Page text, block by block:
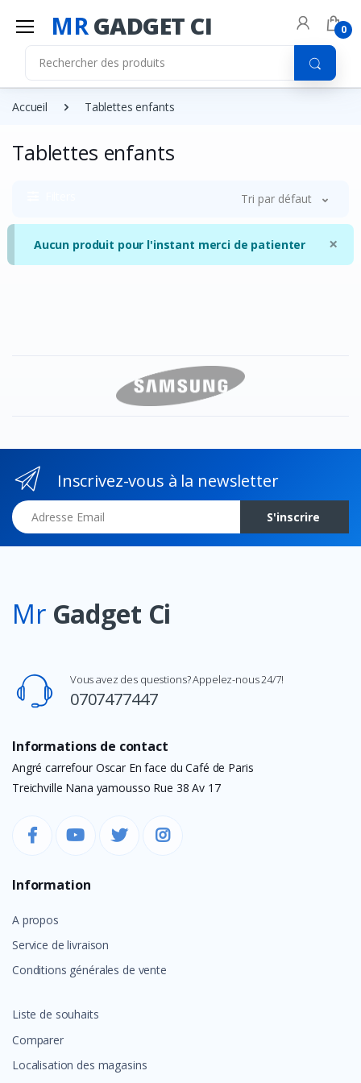
MRGADGET CI 0
Accueil Tablettes enfants
Tablettes enfants
Tri par défaut
×
Aucun produit pour l'instant merci de patienter
Inscrivez-vous à la newsletter
Adresse Email
S'inscrire
Mr Gadget Ci
Vous avez des questions? Appelez-nous 24/7!
0707477447
Informations de contact
Angré carrefour Oscar En face du Café de Paris
Treichville Nana yamousso Rue 38 Av 17
Information
A propos
Service de livraison
Conditions générales de vente
Liste de souhaits
Comparer
Localisation des magasins